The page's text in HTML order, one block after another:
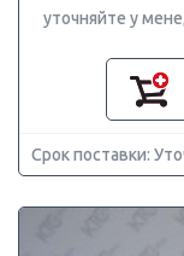
уточняйте у
Срок поставки: